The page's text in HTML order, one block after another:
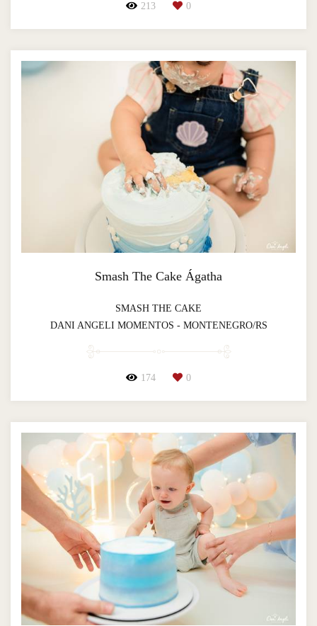
213 0
Smash The Cake Ágatha
SMASH THE CAKE
DANI ANGELI MOMENTOS - MONTENEGRO/RS
174 0